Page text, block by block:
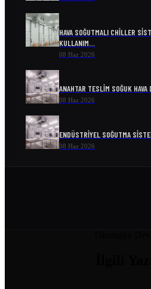
HAVA SOĞUTMALI CHILLER
KULLANIM…
08 Haz 2026
ANAHTAR TESLIM SOĞUK
08 Haz 2026
ENDÜSTRIYEL SOĞUTMA
08 Haz 2026